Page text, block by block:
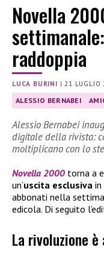
Novella
raddoppia
LUCA BURINI |21 LUGLIO
ALESSIO BERNABEI
Alessio Bernabei
digitale della rivista:
moltiplicano con lo
Novella 2000 torna a
un’uscita esclusiva in
abbonati nella
edicola. Di seguito
La rivoluzione